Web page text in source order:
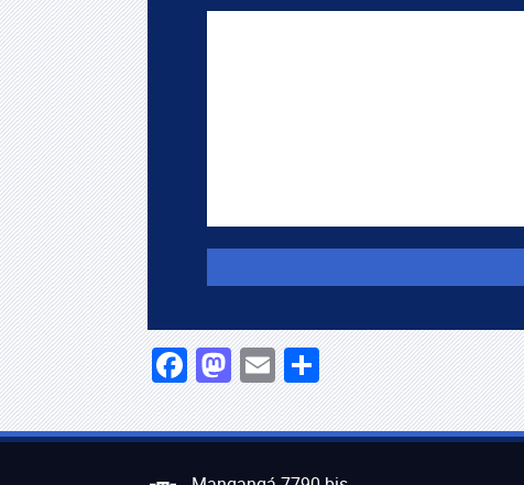
Facebook
Mastodon
EmailCompartir